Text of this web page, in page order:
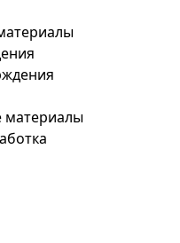
материалы